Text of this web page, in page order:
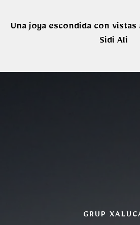
Una joya escondida con vistas
Sidi Ali
GRUP